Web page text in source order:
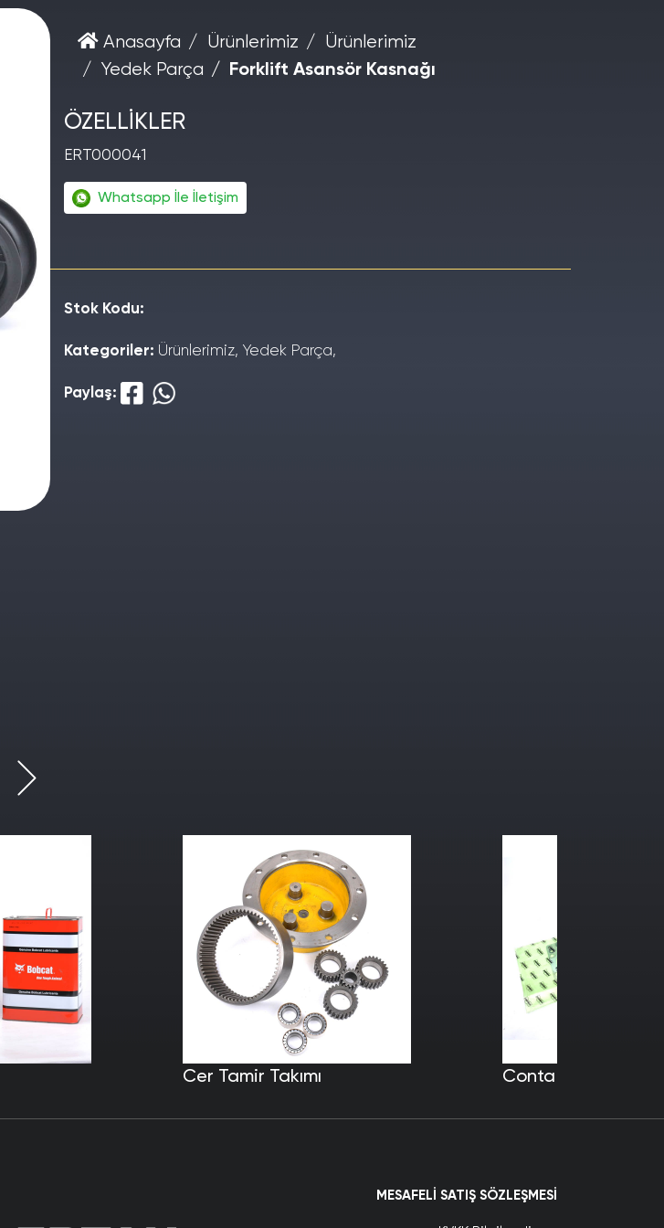
Anasayfa Ürünlerimiz
Ürünlerimiz
Yedek Parça
Forklift Asansör Kasnağı
ÖZELLİKLER
ERT000041
Whatsapp İle İletişim
Stok Kodu:
Kategoriler: Ürünlerimiz, Yedek Parça,
Paylaş:
Cer Tamir Takımı Conta
MESAFELI SATIŞ SÖZLEŞMESI